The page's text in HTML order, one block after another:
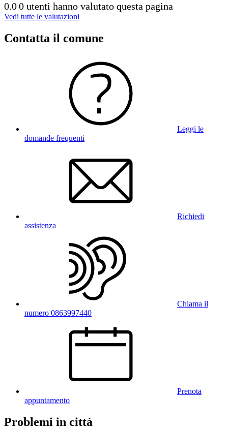
0.00 utenti hanno valutato questa pagina
Vedi tutte le valutazioni
Contatta il comune
Leggi le
domande frequenti
Richiedi
assistenza
Chiama il
numero 0863997440
Prenota
appuntamento
Problemi in città